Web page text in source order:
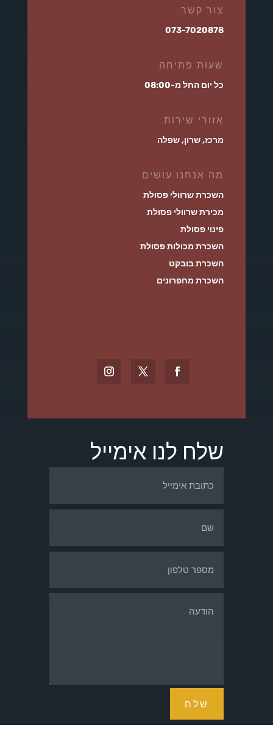
צור קשר
073-7020878
שעות פתיחה
כל יום החל מ-08:00
אזורי שירות
מרכז, שרון, שפלה
מה אנחנו עושים
השכרת שרוולי פסולת
מכירת שרוולי פסולת
פינוי פסולת
השכרת מכולות פסולת
השכרת בובקט
השכרת מחפרונים
שלח לנו אימייל
שלח